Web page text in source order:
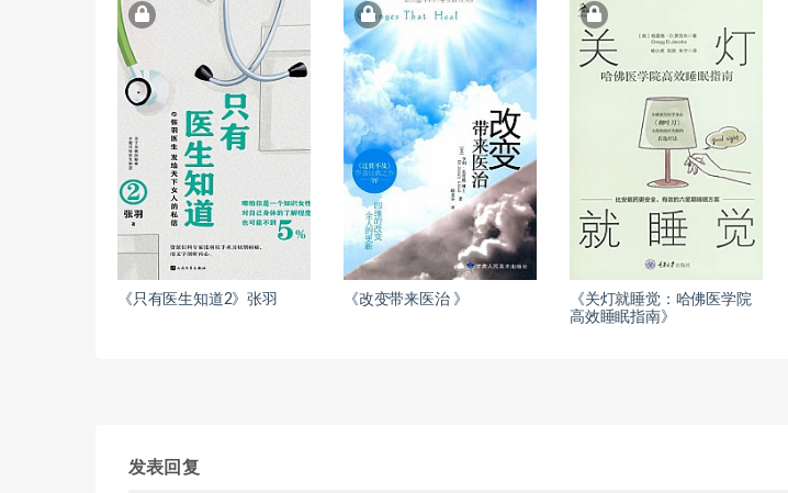
《只有医生知道2》张羽 《改变带来医治 》
《关灯就睡觉：哈佛医学院
高效睡眠指南》
发表回复